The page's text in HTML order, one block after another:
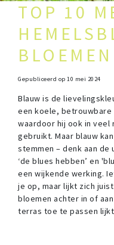
TOP 10
BLOEMEN
Gepubliceerd op 10 mei 2024
Blauw is de
een koele,
waardoor hij ook in veel
gebruikt. Maar blauw
stemmen – denk aan
‘de blues hebben’ en
een wijkende werking.
je op, maar lijkt zich
bloemen achter in of
terras toe te passen